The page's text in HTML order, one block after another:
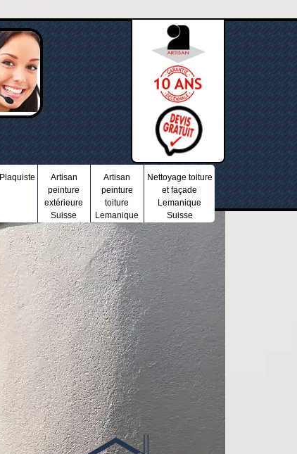
Plaquiste
Artisan
peinture
extérieure
Suisse
Artisan
peinture
toiture
Lemanique
Nettoyage toiture
et façade
Lemanique
Suisse